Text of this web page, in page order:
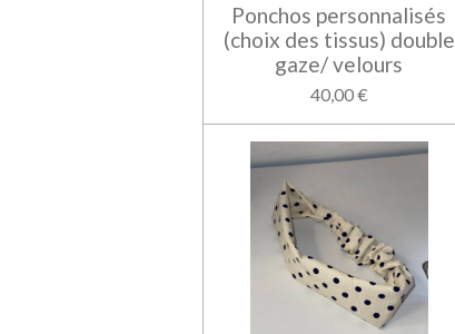
Ponchos personnalisés
(choix des tissus) double
gaze/ velours
40,00 €